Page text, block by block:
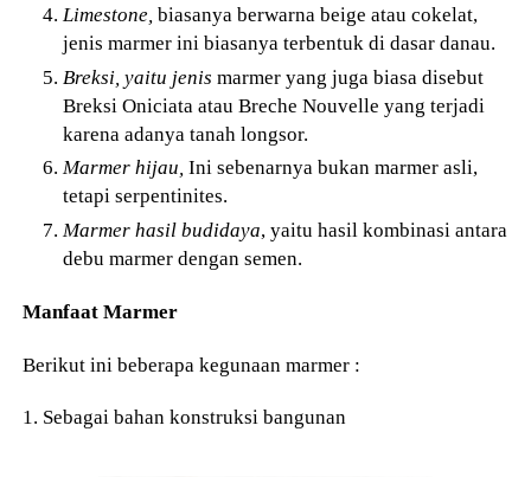
Limestone,biasanya berwarna beige atau cokelat,
jenis marmer ini biasanya terbentuk di dasar danau.
Breksi, yaitu jenis marmer yang juga biasa disebut
Breksi Oniciata atau Breche Nouvelle yang terjadi
karena adanya tanah longsor.
Marmer hijau, Ini sebenarnya bukan marmer asli,
tetapi serpentinites.
Marmer hasil budidaya, yaitu hasil kombinasi antara
debu marmer dengan semen.
Manfaat Marmer
Berikut ini beberapa kegunaan marmer :
1. Sebagai bahan konstruksi bangunan